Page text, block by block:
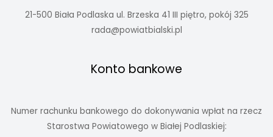
21-500 Biała Podlaska ul. Brzeska 41 III piętro, pokój 325
rada@powiatbialski.pl
Konto bankowe
Numer rachunku bankowego do dokonywania wpłat na rzecz
Starostwa Powiatowego w Białej Podlaskiej: